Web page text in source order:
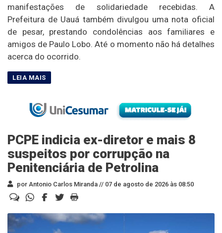
manifestações de solidariedade recebidas. A
Prefeitura de Uauá também divulgou uma nota oficial
de pesar, prestando condolências aos familiares e
amigos de Paulo Lobo. Até o momento não há detalhes
acerca do ocorrido.
PCPE indicia ex-diretor e mais 8
suspeitos por corrupção na
Penitenciária de Petrolina
por Antonio Carlos Miranda // 07 de agosto de 2026 às 08:50